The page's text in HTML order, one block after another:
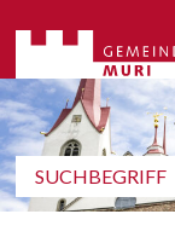
Navigieren
Suchbegriff